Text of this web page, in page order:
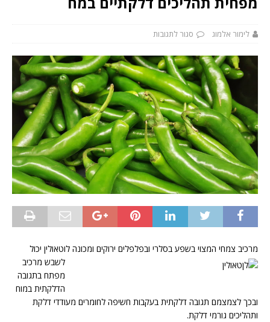
לימור אלמוג סגור לתגובות
מרכיב צמחי המצוי בשפע בסלרי ובפלפלים ירוקים ומכונה לוטאולין יכול
לשבש מרכיב
מפתח בתגובה
הדלקתית במוח
ובכך לצמצמם תגובה דלקתית בעקבות חשיפה לחומרים מעודדי דלקת
ותהליכים גורמי דלקת.